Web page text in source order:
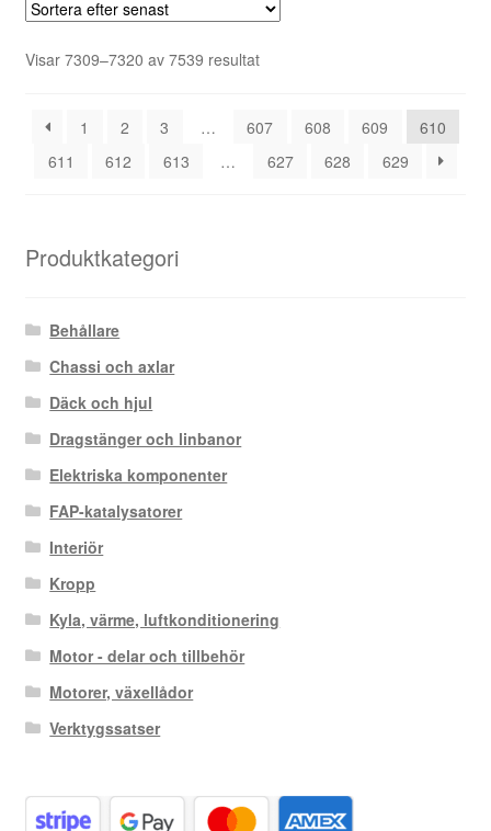
Visar 7309–7320 av 7539 resultatSortera
1
2 3 … 607 608 609
610
611
612 613 … 627 628 629
Produktkategori
Behållare
Chassi och axlar
Däck och hjul
Dragstänger och linbanor
Elektriska komponenter
FAP-katalysatorer
Interiör
Kropp
Kyla, värme, luftkonditionering
Motor - delar och tillbehör
Motorer, växellådor
Verktygssatser